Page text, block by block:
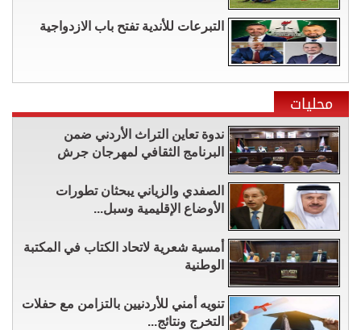
التبرعات للأندية تفتح باب الازدواجية
محليات
ندوة تعاين التراث الأردني ضمن
البرنامج الثقافي لمهرجان جرش
الصفدي والزياني يبحثان تطورات
الأوضاع الإقليمية وسبل...
أمسية شعرية لاتحاد الكتاب في المكتبة
الوطنية
تنويه أمني للأردنيين بالتزامن مع حفلات
التخرج ونتائج...